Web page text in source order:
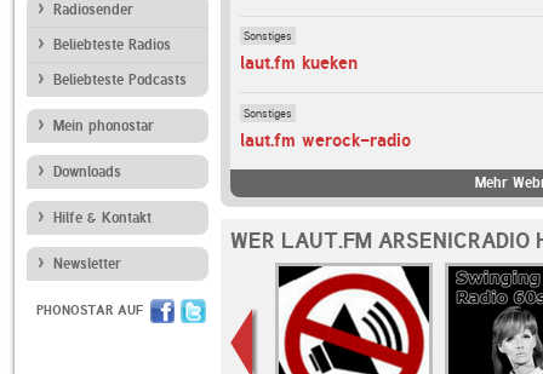
Radiosender
Beliebteste Radios
Beliebteste Podcasts
Mein phonostar
Downloads
Hilfe & Kontakt
Newsletter
PHONOSTAR AUF
Sonstiges
laut.fm kueken
Sonstiges
laut.fm werock-radio
Mehr
WER LAUT.FM ARSENICRADIO